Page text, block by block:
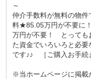
～
仲介手数料が無料の物
料★85.05万円が不要に
万円が不要！ とっても
た資金でいろいろと必
です♪♪ ［ご購入お手続
※当ホームページに掲載